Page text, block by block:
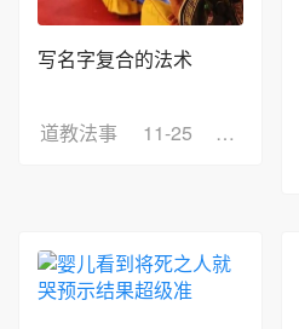
写名字复合的法术
道教法事 11-25 浏览：10